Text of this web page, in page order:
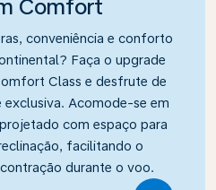
Comfort
conveniência e conforto
Faça o upgrade
Class e desfrute de
exclusiva. Acomode-se em
com espaço para
facilitando o
durante o voo.